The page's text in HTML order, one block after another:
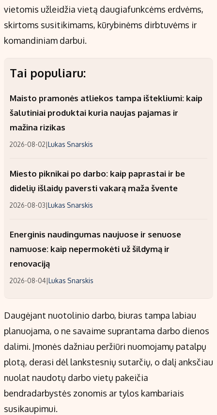
vietomis užleidžia vietą daugiafunkcėms erdvėms,
skirtoms susitikimams, kūrybinėms dirbtuvėms ir
komandiniam darbui.
Tai populiaru:
Maisto pramonės atliekos tampa ištekliumi: kaip
šalutiniai produktai kuria naujas pajamas ir
mažina rizikas
2026-08-02 Lukas Snarskis
Miesto piknikai po darbo: kaip paprastai ir be
didelių išlaidų paversti vakarą maža švente
2026-08-03 Lukas Snarskis
Energinis naudingumas naujuose ir senuose
namuose: kaip nepermokėti už šildymą ir
renovaciją
2026-08-04 Lukas Snarskis
Daugėjant nuotolinio darbo, biuras tampa labiau
planuojama, o ne savaime suprantama darbo dienos
dalimi. Įmonės dažniau peržiūri nuomojamų patalpų
plotą, derasi dėl lankstesnių sutarčių, o dalį anksčiau
nuolat naudotų darbo vietų pakeičia
bendradarbystės zonomis ar tylos kambariais
susikaupimui.